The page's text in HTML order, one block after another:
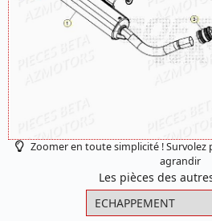
Zoomer en toute simplicité !
agrandir
Les pièces des